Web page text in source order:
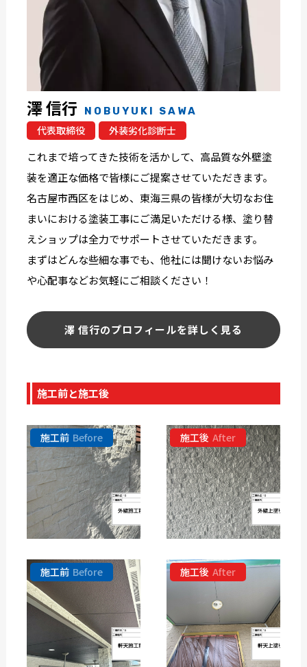
澤 信行 NOBUYUKI SAWA
代表取締役 外装劣化診断士
これまで培ってきた技術を活かして、高品質な外壁塗
装を適正な価格で皆様にご提案させていただきます。
名古屋市西区をはじめ、東海三県の皆様が大切なお住
まいにおける塗装工事にご満足いただける様、塗り替
えショップは全力でサポートさせていただきます。
まずはどんな些細な事でも、他社には聞けないお悩み
や心配事などお気軽にご相談ください！
澤 信行のプロフィールを詳しく見る
施工前と施工後
施工前 Before 施工後 After
施工前 Before 施工後 After